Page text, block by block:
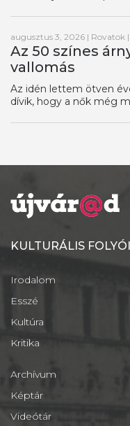
augusztus 3, 2026 | Rovatok |
Az 50 színes
vallomás
Az idén lettem ötven
dívik, hogy a nők még
KULTURÁLIS
Irodalom
Esszé
Kultúra
Kritika
Archívum
Képtár
Videótár